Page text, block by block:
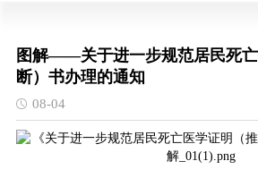
图解——关于进一步规范居民死
断）书办理的通知
08-04